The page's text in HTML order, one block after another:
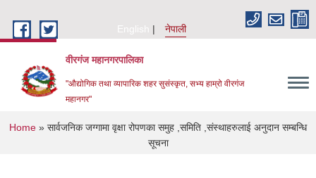
English
नेपाली
वीरगंज महानगरपालिका
"औद्योगिक तथा व्यापारिक शहर सुसंस्कृत, सभ्य हाम्रो वीरगंज
महानगर"
You are here
Home » सार्वजनिक जग्गामा वृक्षा रोपणका समुह ,समिति ,संस्थाहरुलाई अनुदान सम्बन्धि
सूचना